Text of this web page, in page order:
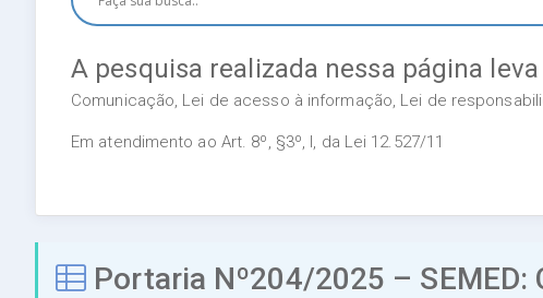
A pesquisa realizada nessa página
Comunicação, Lei de acesso à informação, Lei de
Em atendimento ao Art. 8º, §3º, I, da Lei 12.527/11
Portaria Nº204/2025 –